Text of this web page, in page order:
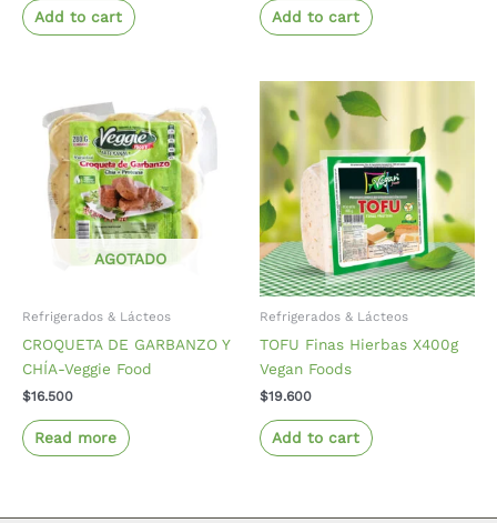
Add to cart Add to cart
AGOTADO
Refrigerados & Lácteos
CROQUETA DE GARBANZO Y
CHÍA-Veggie Food
$16.500
Read more
Refrigerados & Lácteos
TOFU Finas Hierbas X400g
Vegan Foods
$19.600
Add to cart